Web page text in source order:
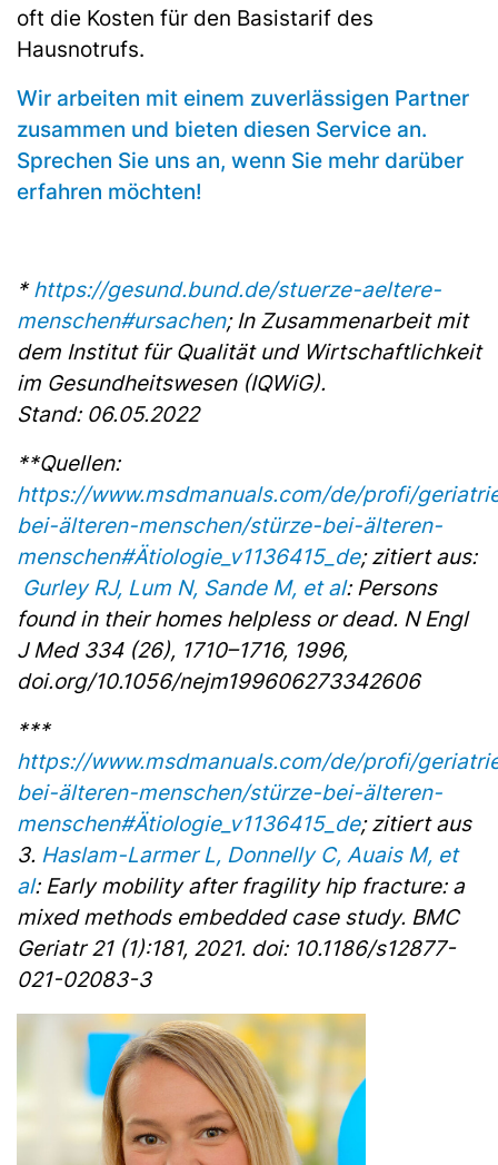
oft die Kosten für den Basistarif des
Hausnotrufs.
Wir arbeiten mit einem zuverlässigen Partner
zusammen und bieten diesen Service an.
Sprechen Sie uns an, wenn Sie mehr darüber
erfahren möchten!
*https://gesund.bund.de/stuerze-aeltere-
menschen#ursachen; In Zusammenarbeit mit
dem Institut für Qualität und Wirtschaftlichkeit
im Gesundheitswesen (IQWiG).
Stand: 06.05.2022
**Quellen:
https://www.msdmanuals.com/de/profi/
bei-älteren-menschen/stürze-bei-älteren-
menschen#Ätiologie_v1136415_de; zitiert aus:
Gurley RJ, Lum N, Sande M, et al: Persons
found in their homes helpless or dead. N Engl
J Med 334 (26), 1710–1716, 1996,
doi.org/10.1056/nejm199606273342606
***
https://www.msdmanuals.com/de/profi/
bei-älteren-menschen/stürze-bei-älteren-
menschen#Ätiologie_v1136415_de; zitiert aus
3. Haslam-Larmer L, Donnelly C, Auais M, et
al: Early mobility after fragility hip fracture: a
mixed methods embedded case study. BMC
Geriatr 21 (1):181, 2021. doi: 10.1186/s12877-
021-02083-3